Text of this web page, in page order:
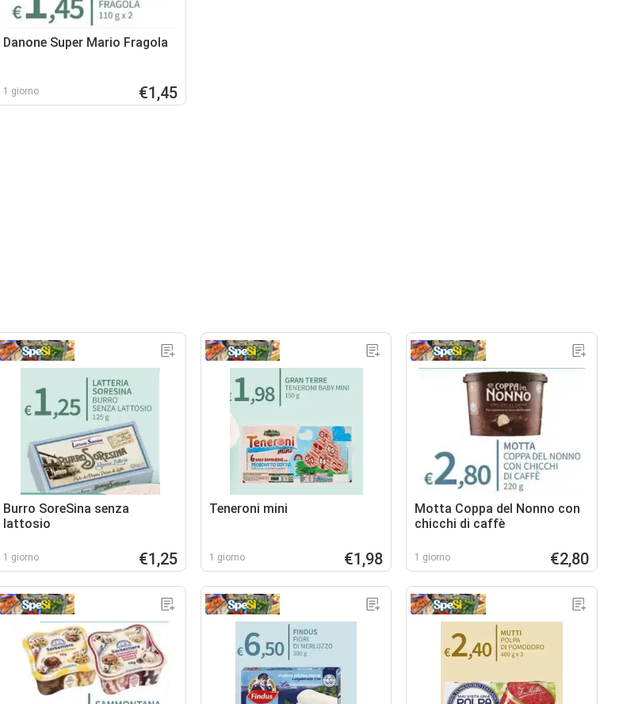
Danone Super Mario Fragola
1 giorno €1,45
Burro SoreSina senza
lattosio
1 giorno €1,25
Teneroni mini
1 giorno €1,98
Motta Coppa del Nonno con
chicchi di caffè
1 giorno €2,80